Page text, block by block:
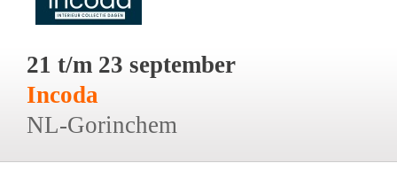
21 t/m 23 september
Incoda
NL-Gorinchem